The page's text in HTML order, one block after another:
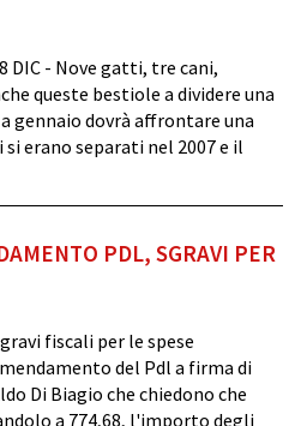
DIC - Nove gatti, tre cani,
queste bestiole a dividere una
gennaio dovrà affrontare una
erano separati nel 2007 e il
PDL, SGRAVI PER
fiscali per le spese
del Pdl a firma di
Di Biagio che chiedono che
a 774,68, l'importo degli